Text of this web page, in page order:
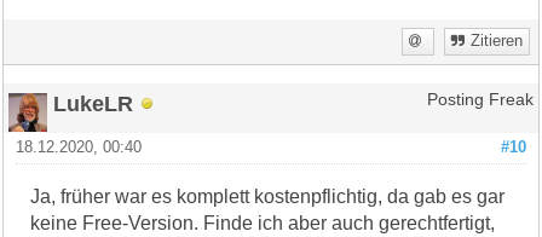
Zitieren
LukeLR Posting Freak
#10
18.12.2020, 00:40
Ja, früher war es komplett kostenpflichtig, da gab es gar
keine Free-Version. Finde ich aber auch gerechtfertigt,